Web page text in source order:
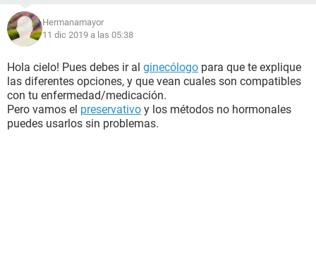
Hermanamayor
11 dic 2019 a las 05:38
Hola cielo! Pues debes ir al ginecólogo para que te explique
las diferentes opciones, y que vean cuales son compatibles
con tu enfermedad/medicación.
Pero vamos el preservativo y los métodos no hormonales
puedes usarlos sin problemas.